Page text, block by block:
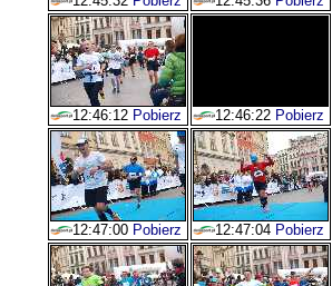
12:46:12 Pobierz 12:46:22 Pobierz
12:47:00 Pobierz 12:47:04 Pobierz